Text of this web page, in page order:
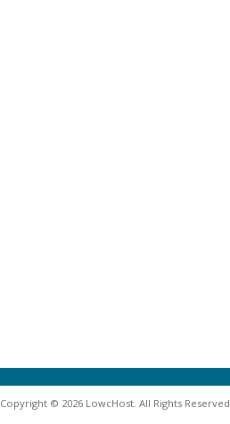
Copyright © 2026 LowcHost. All Rights Reserved.